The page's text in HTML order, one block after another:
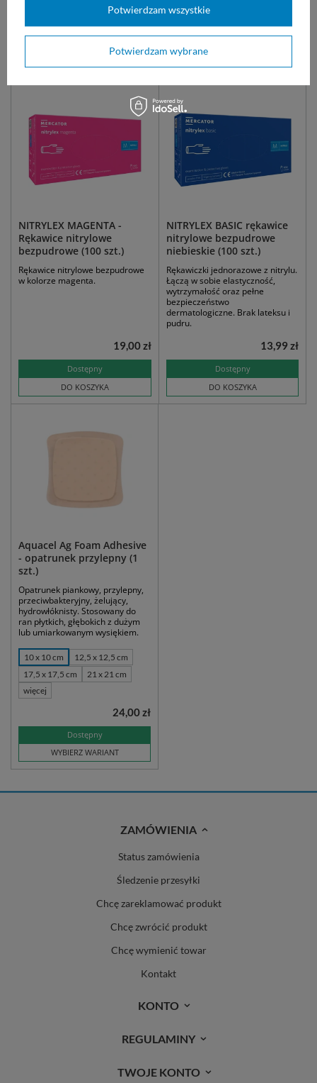
DO KOSZYKA
19,00 zł
DO KOSZYKA
92,00 zł
NITRYLEX MAGENTA -
Rękawice nitrylowe
bezpudrowe (100 szt.)
Rękawice nitrylowe bezpudrowe
w kolorze magenta.
Dostępny
DO KOSZYKA
19,00 zł
NITRYLEX BASIC rękawice
nitrylowe bezpudrowe
niebieskie (100 szt.)
Rękawiczki jednorazowe z nitrylu.
Łączą w sobie elastyczność,
wytrzymałość oraz pełne
bezpieczeństwo
dermatologiczne. Brak lateksu i
pudru.
Dostępny
DO KOSZYKA
13,99 zł
Aquacel Ag Foam Adhesive
- opatrunek przylepny (1
szt.)
Opatrunek piankowy, przylepny,
przeciwbakteryjny, żelujący,
hydrowłóknisty. Stosowany do
ran płytkich, głębokich z dużym
lub umiarkowanym wysiękiem.
10 x 10 cm
12,5 x 12,5 cm
17,5 x 17,5 cm
21 x 21 cm
więcej
Dostępny
WYBIERZ WARIANT
24,00 zł
ZAMÓWIENIA
Status zamówienia
Śledzenie przesyłki
Chcę zareklamować produkt
Chcę zwrócić produkt
Chcę wymienić towar
Kontakt
KONTO
REGULAMINY
TWOJE KONTO
Potwierdzam wybrane
Potwierdzam wszystkie